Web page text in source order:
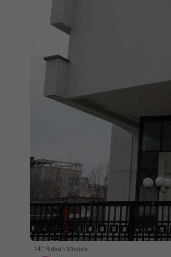
14:"Ridvan Slivova